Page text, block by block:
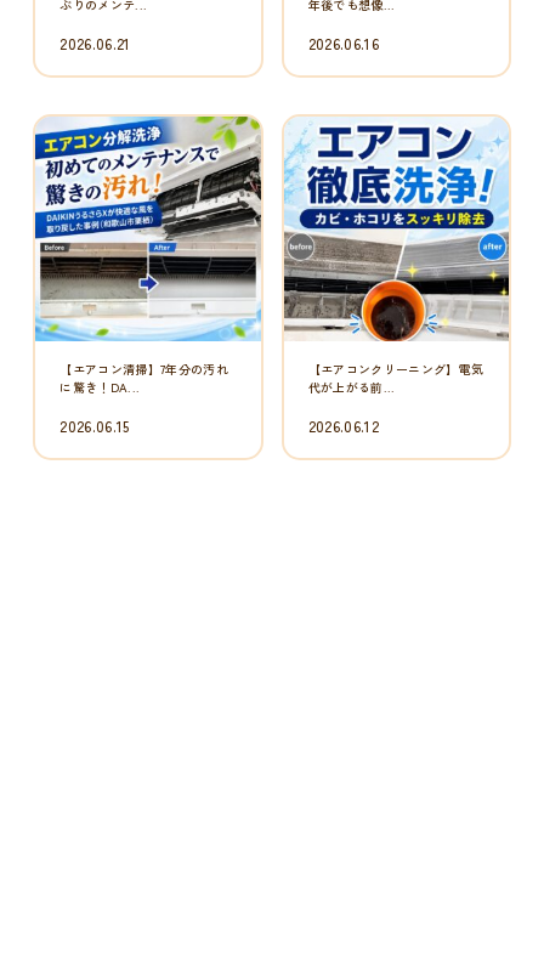
【洗濯機クリーニング】洗濯物
に黒いカスが...
2026.06.12
【エアコンクリーニング】7年
間蓄積したカ...
2026.06.12